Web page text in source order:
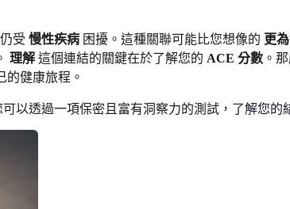
受 慢性疾病 困擾。這種關聯可能比您想像的 更
理解 這個連結的關鍵在於了解您的 ACE 分數 。
的健康旅程。
可以透過一項保密且富有洞察力的測試， 了解您的